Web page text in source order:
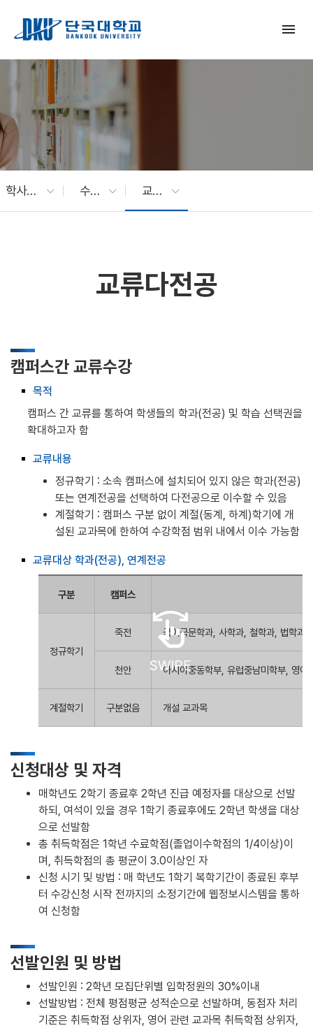
menu
학사지원 수업ㆍ전공 교류다전공
교류다전공
캠퍼스간 교류수강
목적
캠퍼스 간 교류를 통하여 학생들의 학과(전공) 및 학습 선택권을
확대하고자 함
교류내용
정규학기 : 소속 캠퍼스에 설치되어 있지 않은 학과(전공)
또는 연계전공을 선택하여 다전공으로 이수할 수 있음
계절학기 : 캠퍼스 구분 없이 계절(동계, 하계)학기에 개
설된 교과목에 한하여 수강학점 범위 내에서 이수 가능함
교류대상 학과(전공), 연계전공
swipe
SWIPE
구분 캠퍼스
정규학기
죽전 국어국문학과, 사학과, 철학과, 법학과,
천안 아시아중동학부, 유럽중남미학부, 영
계절학기 구분없음 개설 교과목
신청대상 및 자격
매학년도 2학기 종료후 2학년 진급 예정자를 대상으로 선발
하되, 여석이 있을 경우 1학기 종료후에도 2학년 학생을 대상
으로 선발함
총 취득학점은 1학년 수료학점(졸업이수학점의 1/4이상)이
며, 취득학점의 총 평균이 3.0이상인 자
신청 시기 및 방법 : 매 학년도 1학기 복학기간이 종료된 후부
터 수강신청 시작 전까지의 소정기간에 웹정보시스템을 통하
여 신청함
선발인원 및 방법
선발인원 : 2학년 모집단위별 입학정원의 30%이내
선발방법 : 전체 평점평균 성적순으로 선발하며, 동점자 처리
기준은 취득학점 상위자, 영어 관련 교과목 취득학점 상위자,